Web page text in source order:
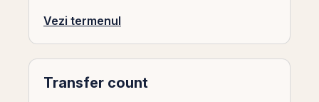
Vezi termenul
Transfer count